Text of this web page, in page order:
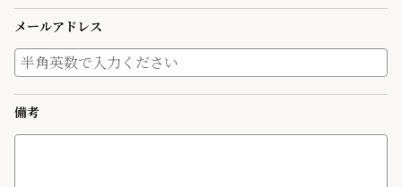
メールアドレス
備考